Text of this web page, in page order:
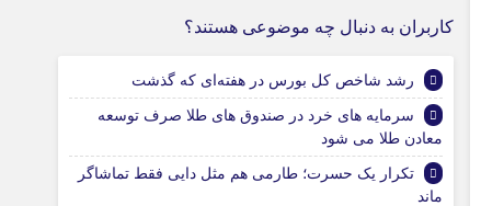
کاربران به دنبال چه موضوعی هستند؟
رشد شاخص کل بورس در هفته‌ای که گذشت
سرمایه های خرد در صندوق های طلا صرف توسعه
معادن طلا می شود
تکرار یک حسرت؛ طارمی هم مثل دایی فقط تماشاگر
ماند